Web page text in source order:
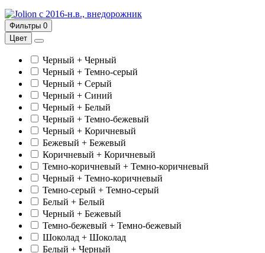
c 2016-н.в., внедорожник
Фильтры 0
Цвет
Черный + Черный
Черный + Темно-серый
Черный + Серый
Черный + Синий
Черный + Белый
Черный + Темно-бежевый
Черный + Коричневый
Бежевый + Бежевый
Коричневый + Коричневый
Темно-коричневый + Темно-коричневый
Черный + Темно-коричневый
Темно-серый + Темно-серый
Белый + Белый
Черный + Бежевый
Темно-бежевый + Темно-бежевый
Шоколад + Шоколад
Белый + Черный